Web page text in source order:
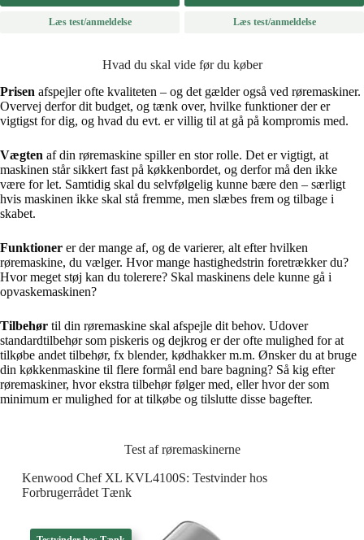
Læs test/anmeldelse Læs test/anmeldelse
Hvad du skal vide før du køber
Prisen afspejler ofte kvaliteten – og det gælder også ved røremaskiner.
Overvej derfor dit budget, og tænk over, hvilke funktioner der er
vigtigst for dig, og hvad du evt. er villig til at gå på kompromis med.
Vægten af din røremaskine spiller en stor rolle. Det er vigtigt, at
maskinen står sikkert fast på køkkenbordet, og derfor må den ikke
være for let. Samtidig skal du selvfølgelig kunne bære den – særligt
hvis maskinen ikke skal stå fremme, men slæbes frem og tilbage i
skabet.
Funktioner er der mange af, og de varierer, alt efter hvilken
røremaskine, du vælger. Hvor mange hastighedstrin foretrækker du?
Hvor meget støj kan du tolerere? Skal maskinens dele kunne gå i
opvaskemaskinen?
Tilbehør til din røremaskine skal afspejle dit behov. Udover
standardtilbehør som piskeris og dejkrog er der ofte mulighed for at
tilkøbe andet tilbehør, fx blender, kødhakker m.m. Ønsker du at bruge
din køkkenmaskine til flere formål end bare bagning? Så kig efter
røremaskiner, hvor ekstra tilbehør følger med, eller hvor der som
minimum er mulighed for at tilkøbe og tilslutte disse bagefter.
Test af røremaskinerne
Kenwood Chef XL KVL4100S: Testvinder hos
Forbrugerrådet Tænk